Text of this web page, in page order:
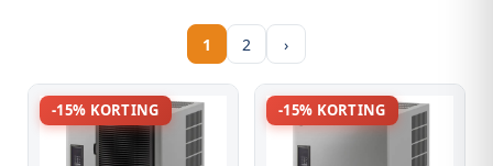
1 2 ›
-15% KORTING -15% KORTING